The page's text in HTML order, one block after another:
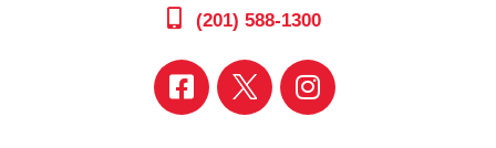
(201) 588-1300